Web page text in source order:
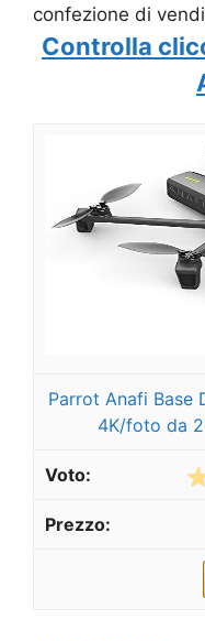
confezione di
Controlla
Parrot Anafi Base
4K/foto da